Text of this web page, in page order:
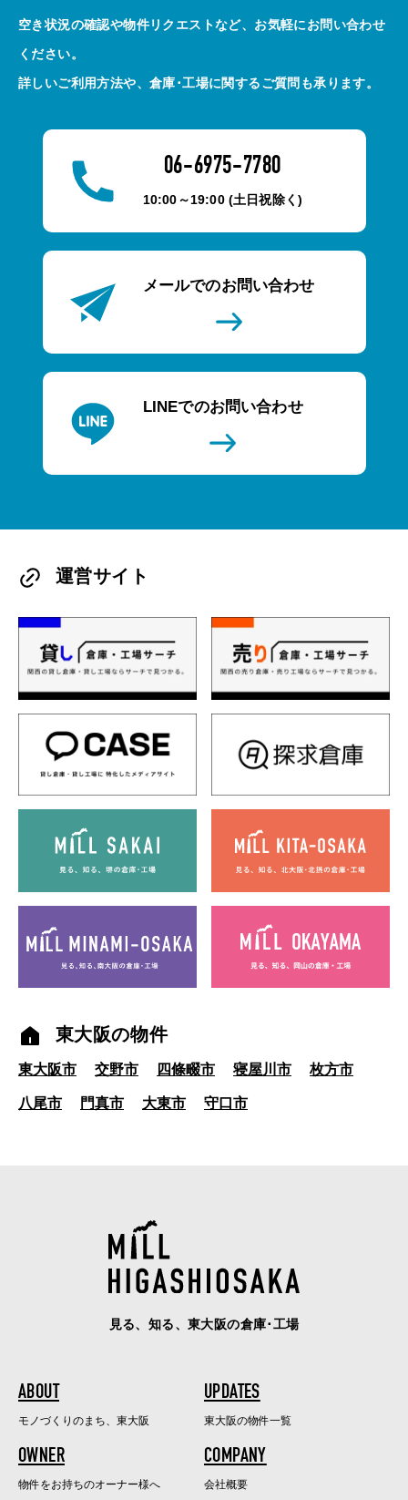
空き状況の確認や物件リクエストなど、お気軽にお問い合わせ
ください。
詳しいご利用方法や、倉庫･工場に関するご質問も承ります。
06-6975-7780
10:00～19:00 (土日祝除く)
メールでのお問い合わせ
LINEでのお問い合わせ
運営サイト
東大阪の物件
東大阪市 交野市 四條畷市 寝屋川市 枚方市
八尾市 門真市 大東市 守口市
見る、知る、東大阪の倉庫･工場
ABOUT
モノづくりのまち、東大阪
UPDATES
東大阪の物件一覧
OWNER
物件をお持ちのオーナー様へ
COMPANY
会社概要